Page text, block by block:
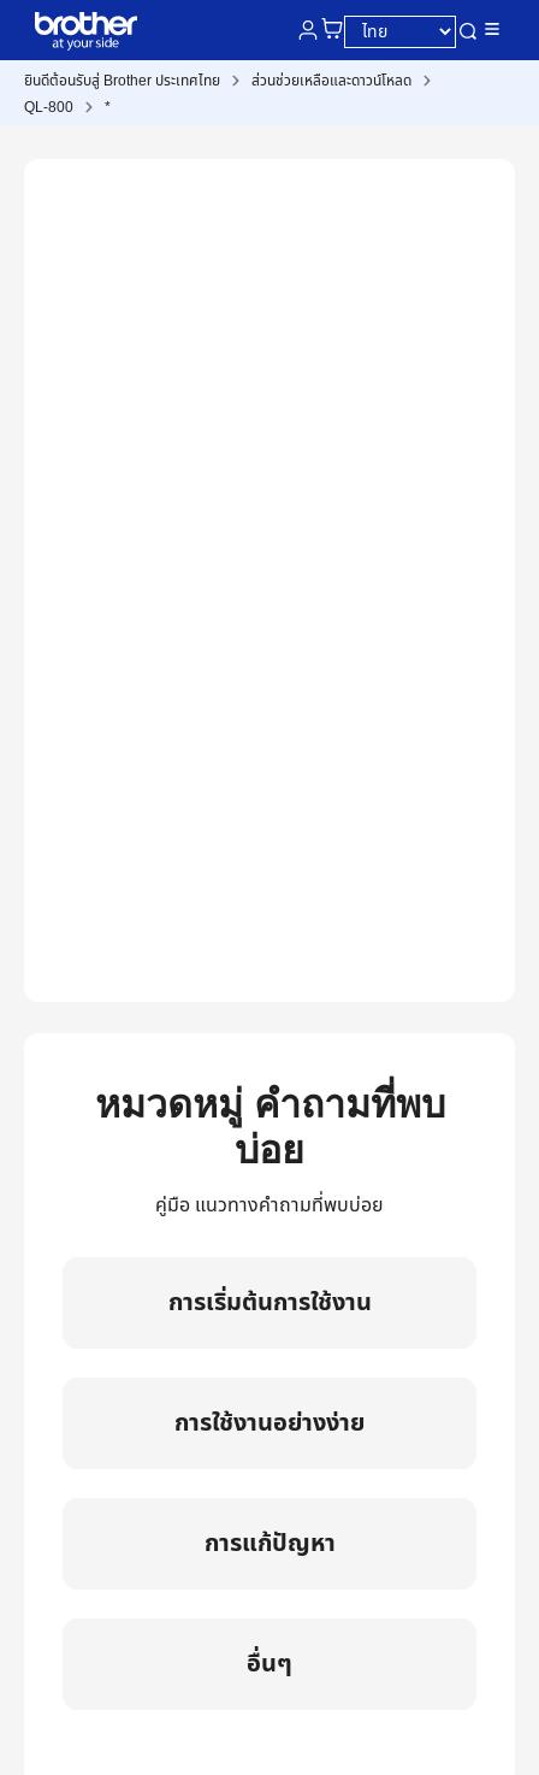
ยินดีต้อนรับสู่ Brother ประเทศไทย
ส่วนช่วยเหลือและดาวน์โหลด
QL-800
*
หมวดหมู่ คำถามที่พบ
บ่อย
คู่มือ แนวทางคำถามที่พบบ่อย
การเริ่มต้นการใช้งาน
การใช้งานอย่างง่าย
การแก้ปัญหา
อื่นๆ